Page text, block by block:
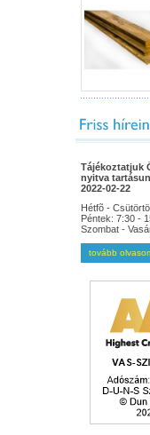
Tájékoztatjuk
nyitva
2022-02-22
Hétfõ -
Péntek: 7:30 -
Szombat -
tovább